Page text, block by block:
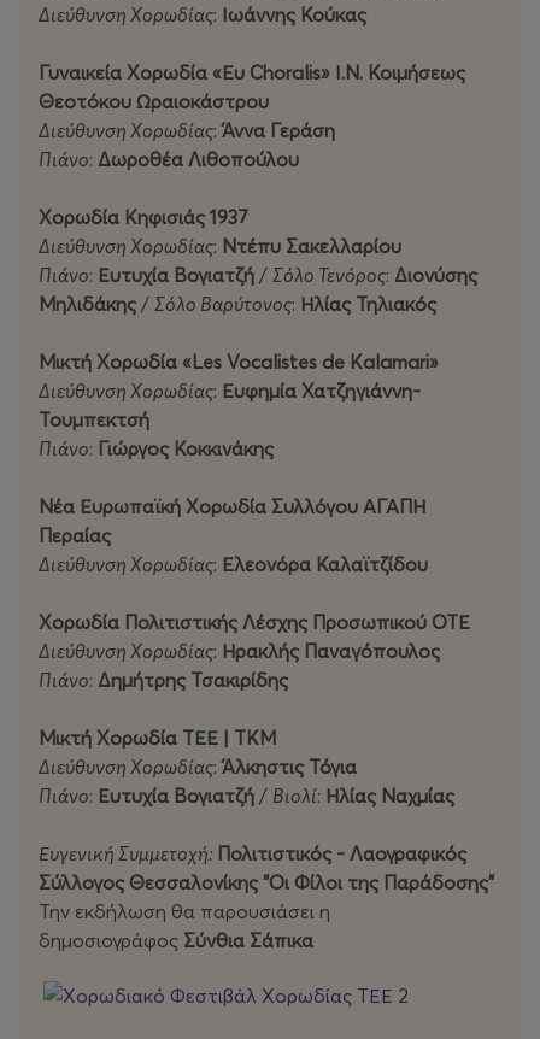
Διεύθυνση Χορωδίας: Ιωάννης Κούκας
Γυναικεία Χορωδία «Ευ Choralis» Ι.Ν. Κοιμήσεως
Θεοτόκου Ωραιοκάστρου
Διεύθυνση Χορωδίας:Άννα Γεράση
Πιάνο: Δωροθέα Λιθοπούλου
Χορωδία Κηφισιάς 1937
Διεύθυνση Χορωδίας: Ντέπυ Σακελλαρίου
Πιάνο: Ευτυχία Βογιατζή / Σόλο Τενόρος: Διονύσης
Μηλιδάκης / Σόλο Βαρύτονος: Ηλίας Τηλιακός
Μικτή Χορωδία «Les Vocalistes de Kalamari»
Διεύθυνση Χορωδίας: Ευφημία Χατζηγιάννη-
Τουμπεκτσή
Πιάνο: Γιώργος Κοκκινάκης
Νέα Ευρωπαϊκή Χορωδία Συλλόγου ΑΓΑΠΗ
Περαίας
Διεύθυνση Χορωδίας: Ελεονόρα Καλαϊτζίδου
Χορωδία Πολιτιστικής Λέσχης Προσωπικού ΟΤΕ
Διεύθυνση Χορωδίας: Ηρακλής Παναγόπουλος
Πιάνο: Δημήτρης Τσακιρίδης
Μικτή Χορωδία ΤΕΕ | ΤΚΜ
Διεύθυνση Χορωδίας:Άλκηστις Τόγια
Πιάνο: Ευτυχία Βογιατζή / Βιολί: Ηλίας Ναχμίας
Ευγενική Συμμετοχή: Πολιτιστικός - Λαογραφικός
Σύλλογος Θεσσαλονίκης "Οι Φίλοι της Παράδοσης"
Την εκδήλωση θα παρουσιάσει η
δημοσιογράφος Σύνθια Σάπικα